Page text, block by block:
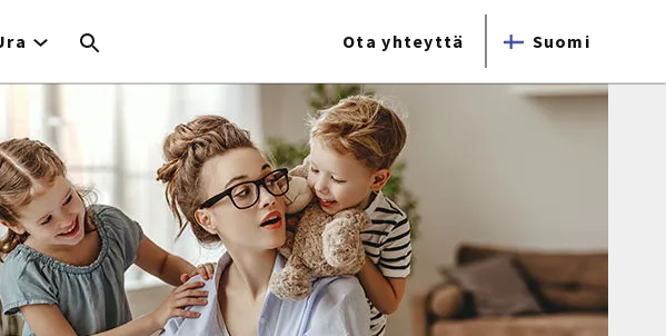
Ota yhteyttä Suomi